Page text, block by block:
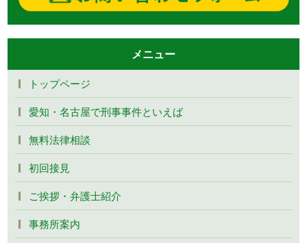
メニュー
トップページ
愛知・名古屋で刑事事件といえば
無料法律相談
初回接見
ご挨拶・弁護士紹介
事務所案内